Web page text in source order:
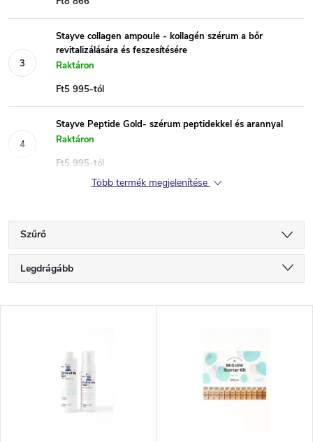
Stayve collagen ampoule - kollagén szérum a bőr
revitalizálására és feszesítésére
Raktáron
Ft5 995-tól
Stayve Peptide Gold- szérum peptidekkel és arannyal
Raktáron
Ft5 995-tól
Több termék megjelenítése
Szűrő
T
e
Legdrágább
ABC szerint